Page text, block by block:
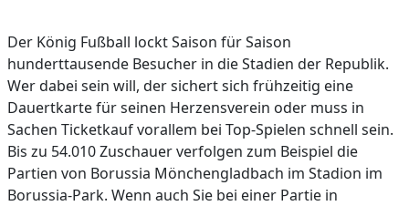
Der König Fußball lockt Saison für Saison
hunderttausende Besucher in die Stadien der Republik.
Wer dabei sein will, der sichert sich frühzeitig eine
Dauertkarte für seinen Herzensverein oder muss in
Sachen Ticketkauf vorallem bei Top-Spielen schnell sein.
Bis zu 54.010 Zuschauer verfolgen zum Beispiel die
Partien von Borussia Mönchengladbach im Stadion im
Borussia-Park. Wenn auch Sie bei einer Partie in